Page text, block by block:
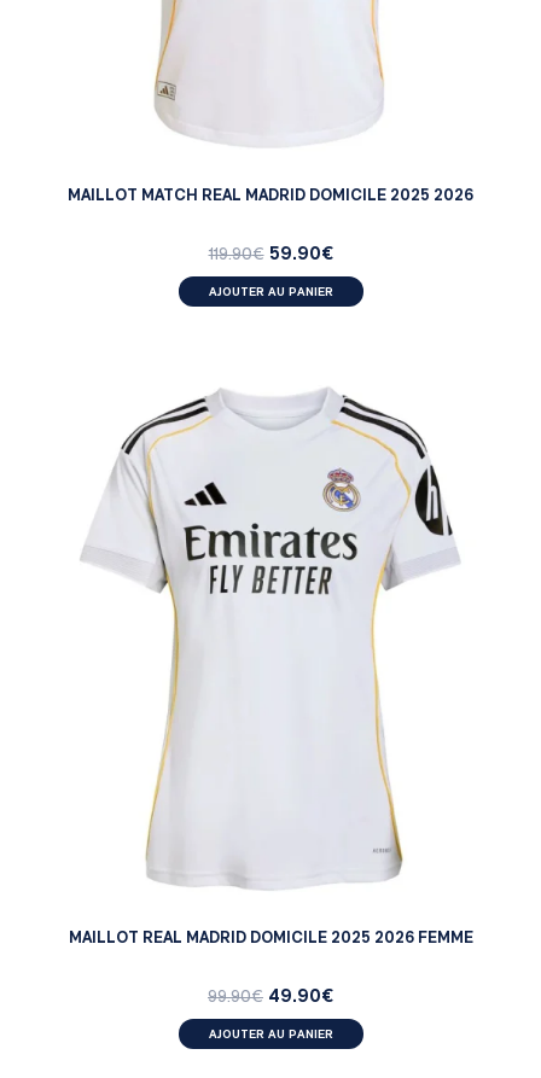
MAILLOT MATCH REAL MADRID DOMICILE 2025 2026
119.90€ 59.90€
AJOUTER AU PANIER
MAILLOT REAL MADRID DOMICILE 2025 2026 FEMME
99.90€ 49.90€
AJOUTER AU PANIER